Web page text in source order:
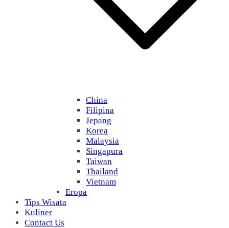
China
Filipina
Jepang
Korea
Malaysia
Singapura
Taiwan
Thailand
Vietnam
Eropa
Tips Wisata
Kuliner
Contact Us